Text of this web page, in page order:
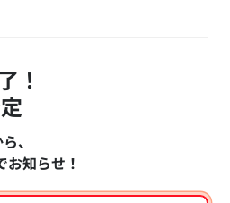
！
、
お知らせ！